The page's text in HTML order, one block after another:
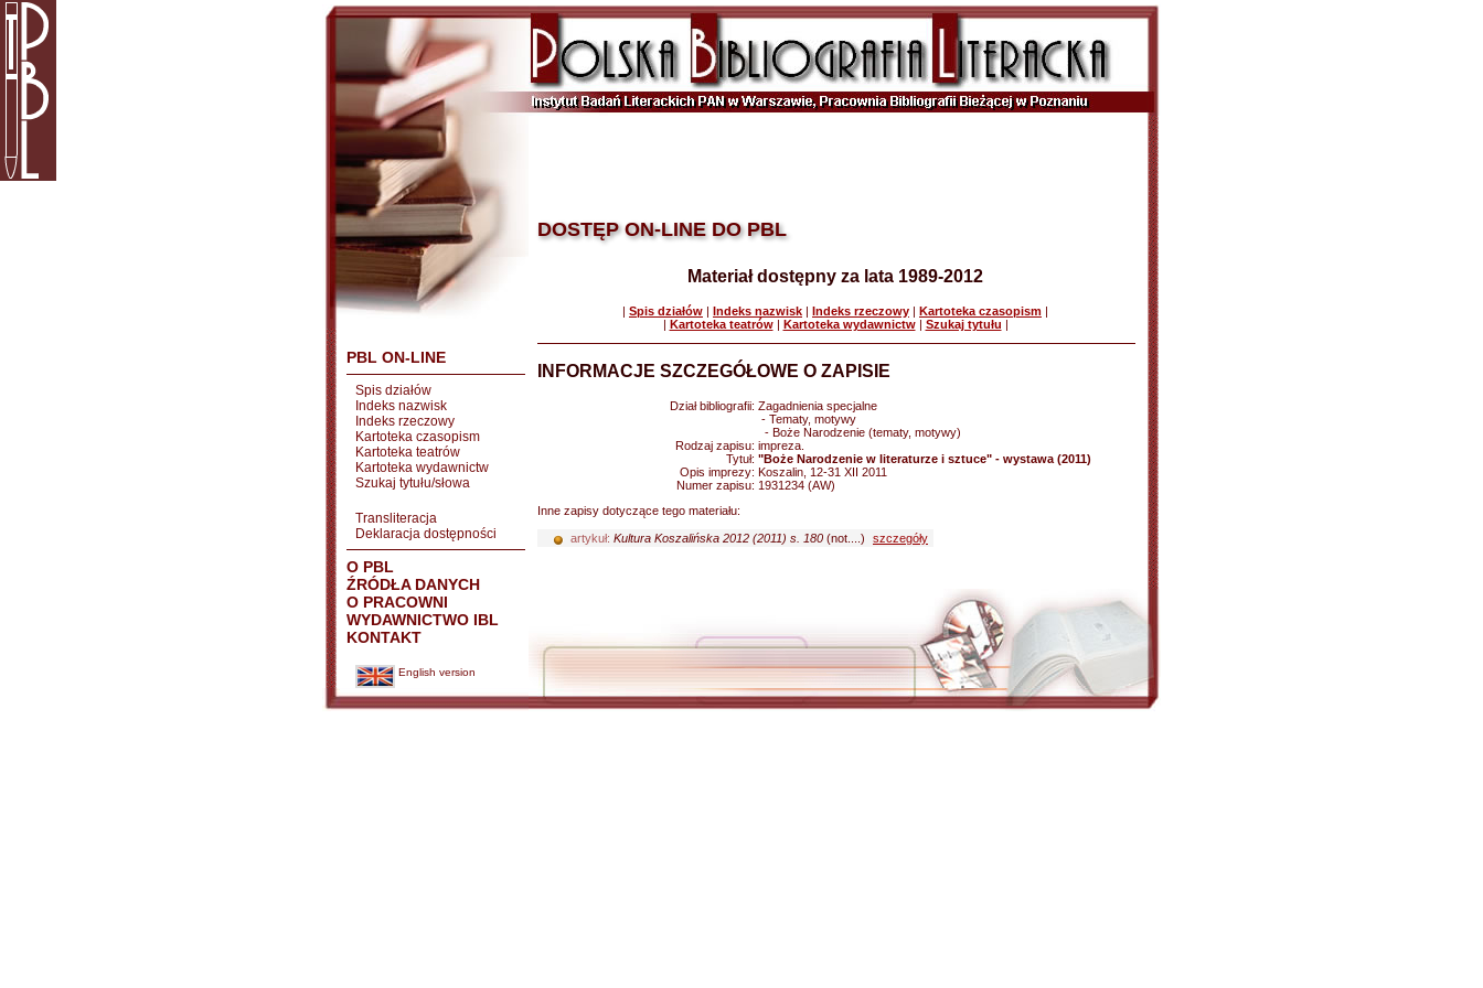
PBL ON-LINE
Spis działów
Indeks nazwisk
Indeks rzeczowy
Kartoteka czasopism
Kartoteka teatrów
Kartoteka wydawnictw
Szukaj tytułu/słowa
Transliteracja
Deklaracja dostępności
O PBL
ŹRÓDŁA DANYCH
O PRACOWNI
WYDAWNICTWO IBL
KONTAKT
English version
DOSTĘP ON-LINE DO PBL
Materiał dostępny za lata 1989-2012
| Spis działów | Indeks nazwisk | Indeks rzeczowy | Kartoteka czasopism |
| Kartoteka teatrów| Kartoteka wydawnictw| Szukaj tytułu |
INFORMACJE SZCZEGÓŁOWE O ZAPISIE
Dział bibliografii: Zagadnienia specjalne
- Tematy, motywy
- Boże Narodzenie (tematy, motywy)
Rodzaj zapisu: impreza.
Tytuł: "Boże Narodzenie w literaturze i sztuce" - wystawa (2011)
Opis imprezy: Koszalin, 12-31 XII 2011
Numer zapisu: 1931234 (AW)
Inne zapisy dotyczące tego materiału:
artykuł: Kultura Koszalińska 2012 (2011) s. 180 (not....) szczegóły